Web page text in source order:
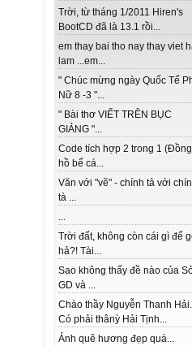
Trời, từ tháng 1/2011 Hiren's
BootCD đã là 13.1 rồi...
em thay bai tho nay thay viet
lam ...em...
" Chúc mừng ngày Quốc Tế
Nữ 8 -3 "...
" Bài thơ VIẾT TRÊN BỤC
GIẢNG "...
Code tích hợp 2 trong 1 (Đồng
hồ bể cá...
Văn với "vẽ" - chính tả với
tà ...
...
Trời đất, không còn cái gì để
hả?! Tài...
Sao không thấy đề nào của
GD và ...
Chào thầy Nguyễn Thanh Hải.
Có phải thânỳ Hải Tịnh...
Ảnh quê hương đẹp quá...